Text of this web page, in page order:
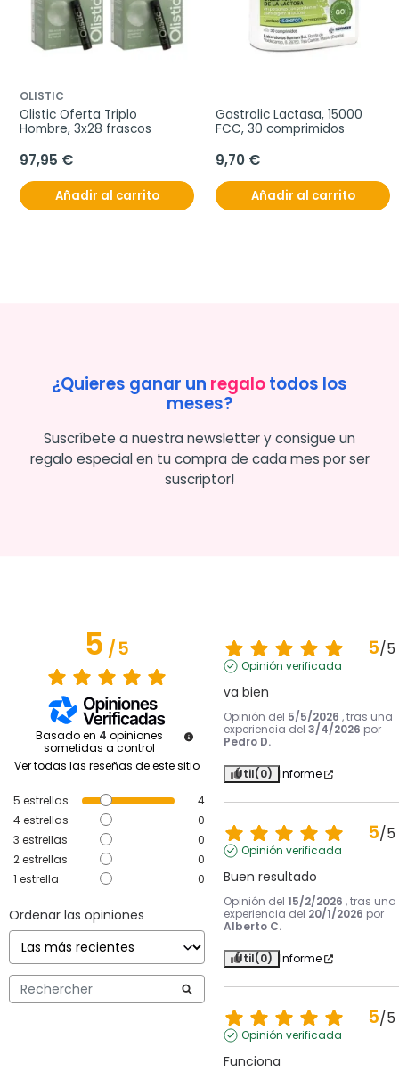
OLISTIC
Olistic Oferta Triplo
Hombre, 3x28 frascos
97,95 €
Añadir al carrito
Gastrolic Lactasa, 15000
FCC, 30 comprimidos
9,70 €
Añadir al carrito
¿Quieres ganar un regalotodos los
meses?
Suscríbete a nuestra newsletter y consigue un
regalo especial en tu compra de cada mes por ser
suscriptor!
5/5
Basado en 4 opiniones
sometidas a control
Ver todas las reseñas de este sitio
5 estrellas
4
4estrellas
0
3 estrellas
0
2estrellas
0
1 estrella 0
Ordenar las opiniones
5/5
Opinión verificada
va bien
Opinión del 5/5/2026 , tras una
experiencia del 3/4/2026 por
Pedro D.
Útil(0) Informe
5/5
Opinión verificada
Buen resultado
Opinión del 15/2/2026 , tras una
experiencia del 20/1/2026 por
Alberto C.
Útil(0) Informe
5/5
Opinión verificada
Funciona